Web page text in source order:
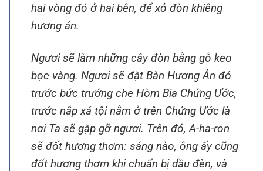
hai vòng đó ở hai bên, để xỏ đòn khiêng
hương án.
Ngươi sẽ làm những cây đòn bằng gỗ keo
bọc vàng. Ngươi sẽ đặt Bàn Hương Án đó
trước bức trướng che Hòm Bia Chứng Ước,
trước nắp xá tội nằm ở trên Chứng Ước là
nơi Ta sẽ gặp gỡ ngươi. Trên đó, A-ha-ron
sẽ đốt hương thơm: sáng nào, ông ấy cũng
đốt hương thơm khi chuẩn bị dầu đèn, và